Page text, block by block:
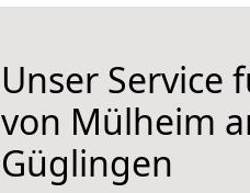
Unser Service
von Mülheim
Güglingen